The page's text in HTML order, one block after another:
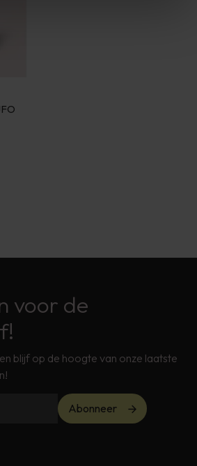
voor de
blijf op de hoogte van onze laatste
Abonneer